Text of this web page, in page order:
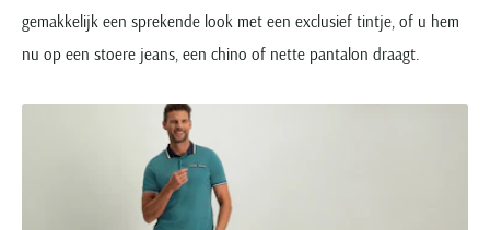
gemakkelijk een sprekende look met een exclusief tintje, of u hem
nu op een stoere jeans, een chino of nette pantalon draagt.